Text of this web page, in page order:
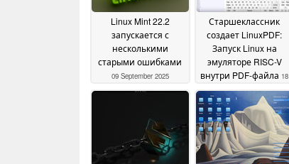
Linux Mint 22.2
запускается с
несколькими
старыми ошибками
09 September 2025
Старшеклассник
создает LinuxPDF:
Запуск Linux на
эмуляторе RISC-V
внутри PDF-файла 18
February 2025